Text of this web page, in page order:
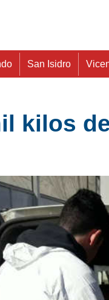
San Isidro
kilos